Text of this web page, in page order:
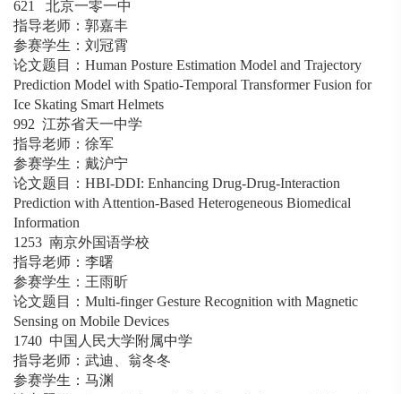
621 北京一零一中
指导老师：郭嘉丰
参赛学生：刘冠霄
论文题目：Human Posture Estimation Model and Trajectory
Prediction Model with Spatio-Temporal Transformer Fusion for
Ice Skating Smart Helmets
992 江苏省天一中学
指导老师：徐军
参赛学生：戴沪宁
论文题目：HBI-DDI: Enhancing Drug-Drug-Interaction
Prediction with Attention-Based Heterogeneous Biomedical
Information
1253 南京外国语学校
指导老师：李曙
参赛学生：王雨昕
论文题目：Multi-finger Gesture Recognition with Magnetic
Sensing on Mobile Devices
1740 中国人民大学附属中学
指导老师：武迪、翁冬冬
参赛学生：马渊